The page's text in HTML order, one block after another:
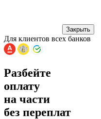
Закрыть
Для клиентов всех банков
Разбейте
оплату
на части
без переплат